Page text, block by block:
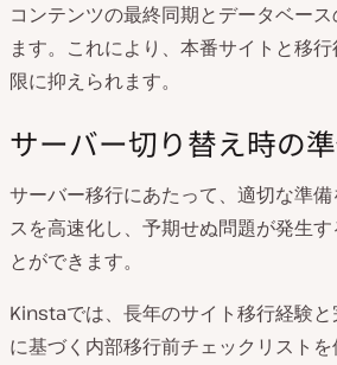
コンテンツの最終同期とデータベー
ます。これにより、本番サイトと移
限に抑えられます。
サーバー切り替え時の
サーバー移行にあたって、適切な準
スを高速化し、予期せぬ問題が発生
とができます。
Kinstaでは、長年のサイト移行経験
に基づく内部移行前チェックリスト